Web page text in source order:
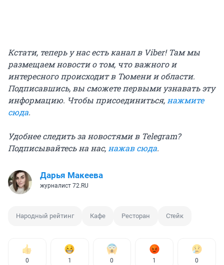
Кстати, теперь у нас есть канал в Viber! Там мы
размещаем новости о том, что важного и
интересного происходит в Тюмени и области.
Подписавшись, вы сможете первыми узнавать эту
информацию. Чтобы присоединиться,нажмите
сюда.
Удобнее следить за новостями в Telegram?
Подписывайтесь на нас,нажав сюда.
Дарья Макеева
журналист 72.RU
Народный рейтинг Кафе Ресторан Стейк
0 1 0 1 0